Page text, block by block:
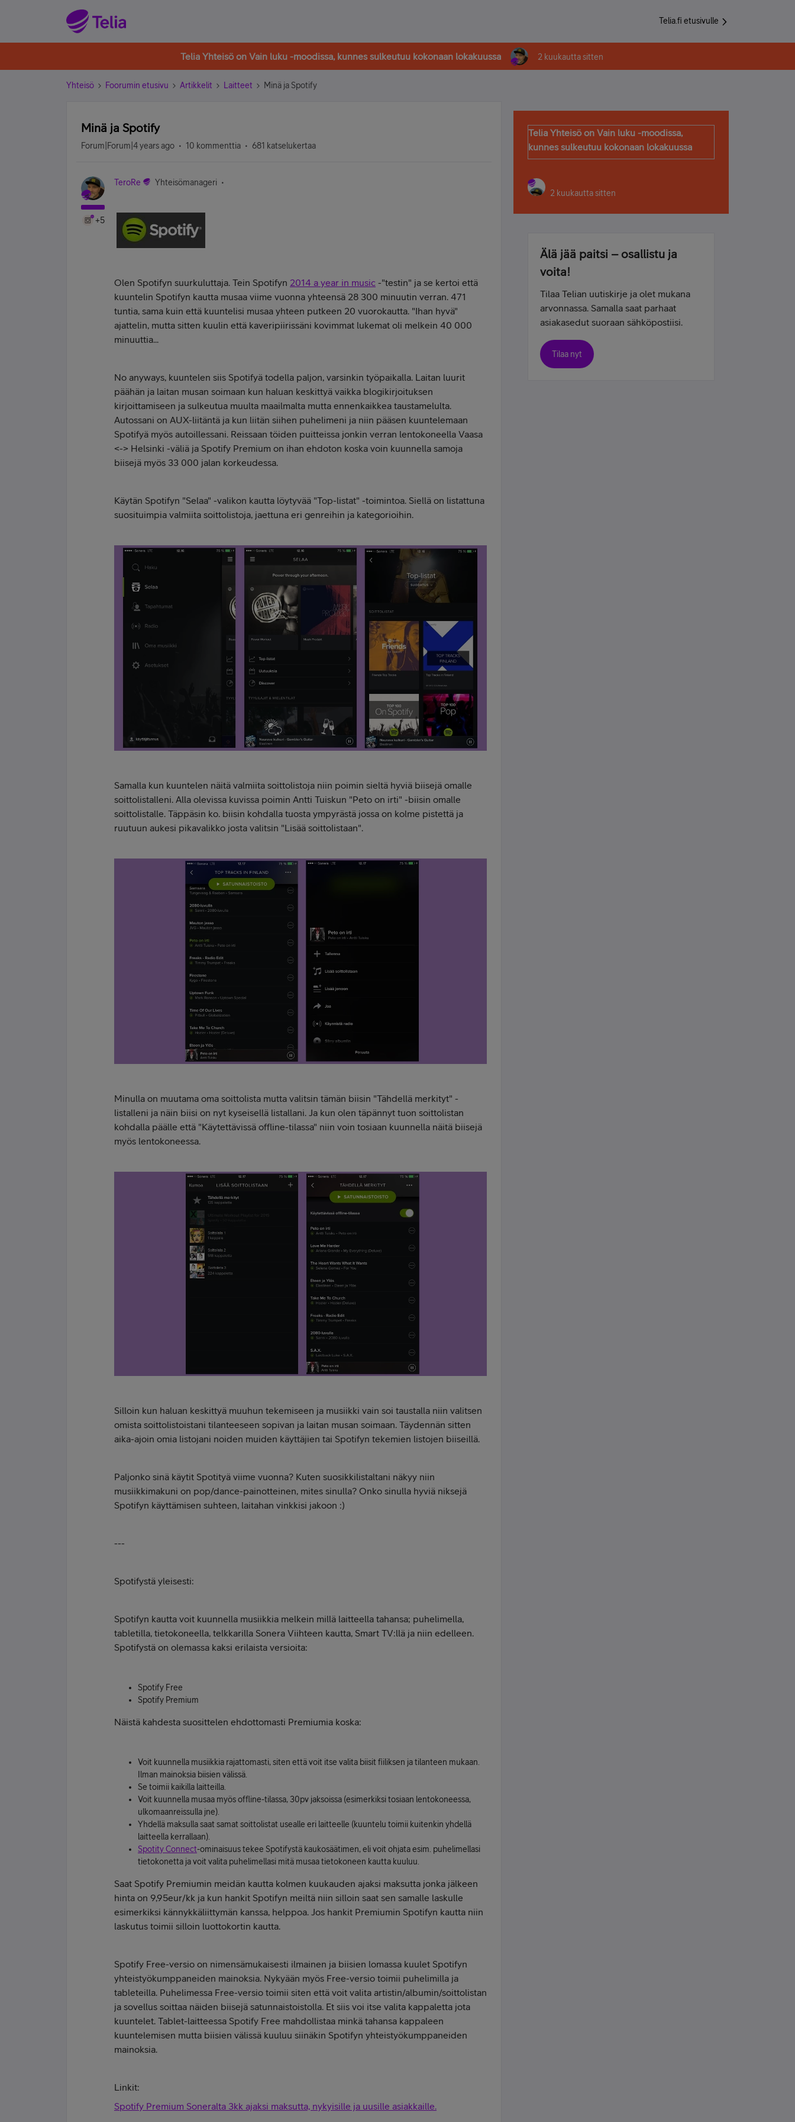
Telia.fi etusivulle
Telia Yhteisö on Vain luku -moodissa, kunnes sulkeutuu kokonaan lokakuussa 2 kuukautta sitten
Yhteisö Foorumin etusivu Artikkelit Laitteet Minä ja Spotify
Minä ja Spotify
Forum|Forum|4 years ago 10 kommenttia 681 katselukertaa
+5
TeroRe Yhteisömanageri
Olen Spotifyn suurkuluttaja. Tein Spotifyn 2014 a year in music -"testin" ja se kertoi että
kuuntelin Spotifyn kautta musaa viime vuonna yhteensä 28 300 minuutin verran. 471
tuntia, sama kuin että kuuntelisi musaa yhteen putkeen 20 vuorokautta. "Ihan hyvä"
ajattelin, mutta sitten kuulin että kaveripiirissäni kovimmat lukemat oli melkein 40 000
minuuttia...
No anyways, kuuntelen siis Spotifyä todella paljon, varsinkin työpaikalla. Laitan luurit
päähän ja laitan musan soimaan kun haluan keskittyä vaikka blogikirjoituksen
kirjoittamiseen ja sulkeutua muulta maailmalta mutta ennenkaikkea taustamelulta.
Autossani on AUX-liitäntä ja kun liitän siihen puhelimeni ja niin pääsen kuuntelemaan
Spotifyä myös autoillessani. Reissaan töiden puitteissa jonkin verran lentokoneella Vaasa
<-> Helsinki -väliä ja Spotify Premium on ihan ehdoton koska voin kuunnella samoja
biisejä myös 33 000 jalan korkeudessa.
Käytän Spotifyn "Selaa" -valikon kautta löytyvää "Top-listat" -toimintoa. Siellä on listattuna
suosituimpia valmiita soittolistoja, jaettuna eri genreihin ja kategorioihin.
Samalla kun kuuntelen näitä valmiita soittolistoja niin poimin sieltä hyviä biisejä omalle
soittolistalleni. Alla olevissa kuvissa poimin Antti Tuiskun "Peto on irti" -biisin omalle
soittolistalle. Täppäsin ko. biisin kohdalla tuosta ympyrästä jossa on kolme pistettä ja
ruutuun aukesi pikavalikko josta valitsin "Lisää soittolistaan".
Minulla on muutama oma soittolista mutta valitsin tämän biisin "Tähdellä merkityt" -
listalleni ja näin biisi on nyt kyseisellä listallani. Ja kun olen täpännyt tuon soittolistan
kohdalla päälle että "Käytettävissä offline-tilassa" niin voin tosiaan kuunnella näitä biisejä
myös lentokoneessa.
Silloin kun haluan keskittyä muuhun tekemiseen ja musiikki vain soi taustalla niin valitsen
omista soittolistoistani tilanteeseen sopivan ja laitan musan soimaan. Täydennän sitten
aika-ajoin omia listojani noiden muiden käyttäjien tai Spotifyn tekemien listojen biiseillä.
Paljonko sinä käytit Spotityä viime vuonna? Kuten suosikkilistaltani näkyy niin
musiikkimakuni on pop/dance-painotteinen, mites sinulla? Onko sinulla hyviä niksejä
Spotifyn käyttämisen suhteen, laitahan vinkkisi jakoon :)
---
Spotifystä yleisesti:
Spotifyn kautta voit kuunnella musiikkia melkein millä laitteella tahansa; puhelimella,
tabletilla, tietokoneella, telkkarilla Sonera Viihteen kautta, Smart TV:llä ja niin edelleen.
Spotifystä on olemassa kaksi erilaista versioita:
Spotify Free
Spotify Premium
Näistä kahdesta suosittelen ehdottomasti Premiumia koska:
Voit kuunnella musiikkia rajattomasti, siten että voit itse valita biisit fiiliksen ja tilanteen mukaan.
Ilman mainoksia biisien välissä.
Se toimii kaikilla laitteilla.
Voit kuunnella musaa myös offline-tilassa, 30pv jaksoissa (esimerkiksi tosiaan lentokoneessa,
ulkomaanreissulla jne).
Yhdellä maksulla saat samat soittolistat usealle eri laitteelle (kuuntelu toimii kuitenkin yhdellä
laitteella kerrallaan).
Spotity Connect-ominaisuus tekee Spotifystä kaukosäätimen, eli voit ohjata esim. puhelimellasi
tietokonetta ja voit valita puhelimellasi mitä musaa tietokoneen kautta kuuluu.
Saat Spotify Premiumin meidän kautta kolmen kuukauden ajaksi maksutta jonka jälkeen
hinta on 9,95eur/kk ja kun hankit Spotifyn meiltä niin silloin saat sen samalle laskulle
esimerkiksi kännykkäliittymän kanssa, helppoa. Jos hankit Premiumin Spotifyn kautta niin
laskutus toimii silloin luottokortin kautta.
Spotify Free-versio on nimensämukaisesti ilmainen ja biisien lomassa kuulet Spotifyn
yhteistyökumppaneiden mainoksia. Nykyään myös Free-versio toimii puhelimilla ja
tableteilla. Puhelimessa Free-versio toimii siten että voit valita artistin/albumin/soittolistan
ja sovellus soittaa näiden biisejä satunnaistoistolla. Et siis voi itse valita kappaletta jota
kuuntelet. Tablet-laitteessa Spotify Free mahdollistaa minkä tahansa kappaleen
kuuntelemisen mutta biisien välissä kuuluu siinäkin Spotifyn yhteistyökumppaneiden
mainoksia.
Linkit:
Spotify Premium Soneralta 3kk ajaksi maksutta, nykyisille ja uusille asiakkaille.
Telia Yhteisö on Vain luku -moodissa,
kunnes sulkeutuu kokonaan lokakuussa
2 kuukautta sitten
Älä jää paitsi – osallistu ja
voita!
Tilaa Telian uutiskirje ja olet mukana
arvonnassa. Samalla saat parhaat
asiakasedut suoraan sähköpostiisi.
Tilaa nyt